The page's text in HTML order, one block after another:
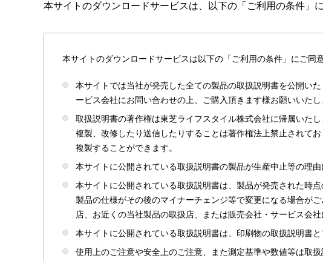
本サイトのダウンロードサービスは、以下の「ご利用の条件」
本サイトのダウンロードサービスは以下の「ご利用の条件」にご同
本サイトでは当社が発売した全ての製品の取扱説明書を公開い
ービス会社にお問い合わせの上、ご購入頂きます様お願いいた
取扱説明書の著作権は東芝ライフスタイル株式会社に帰属いた
複製、改修したり送信したりすることは著作権法上禁止されて
複製することができます。
本サイトに公開されている取扱説明書の製品が生産中止等の理
本サイトに公開されている取扱説明書は、製品が発売された時
製品の仕様がその後のマイナーチェンジ等で変更になる場合が
店、お近くの当社製品の取扱店、または販売会社・サービス会
本サイトに公開されている取扱説明書は、印刷物の取扱説明書と
使用上のご注意や安全上のご注意、また測定基準や数値等は取